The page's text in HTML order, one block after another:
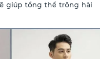
giúp tổng thể trông hài